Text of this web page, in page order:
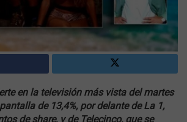
en la televisión más vista del martes
de 13,4%, por delante de La 1,
de share, y de Telecinco, que se